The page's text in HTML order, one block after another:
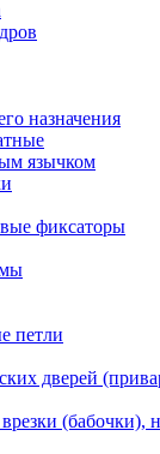
назначения
язычком
фиксаторы
петли
дверей
(бабочки),